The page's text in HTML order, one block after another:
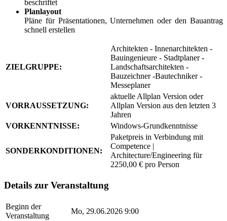
beschriftet
Planlayout
Pläne für Präsentationen, Unternehmen oder den Bauantrag
schnell erstellen
ZIELGRUPPE:
Architekten - Innenarchitekten -
Bauingenieure - Stadtplaner -
Landschaftsarchitekten -
Bauzeichner -Bautechniker -
Messeplaner
VORRAUSSETZUNG:
aktuelle Allplan Version oder
Allplan Version aus den letzten 3
Jahren
VORKENNTNISSE:
Windows-Grundkenntnisse
SONDERKONDITIONEN:
Paketpreis in Verbindung mit
Competence |
Architecture/Engineering für
2250,00 € pro Person
Details zur Veranstaltung
Beginn der
Veranstaltung
Mo, 29.06.2026 9:00